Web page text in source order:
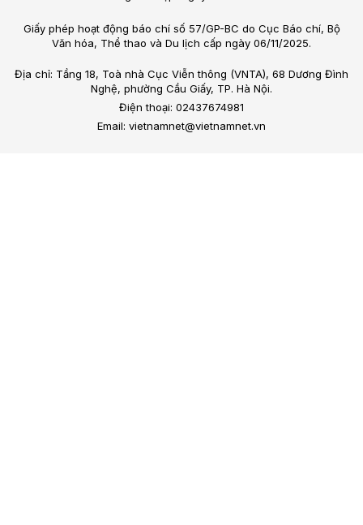
Giấy phép hoạt động báo chí số 57/GP-BC do Cục Báo chí, Bộ
Văn hóa, Thể thao và Du lịch cấp ngày 06/11/2025.
Địa chỉ: Tầng 18, Toà nhà Cục Viễn thông (VNTA), 68 Dương Đình
Nghệ, phường Cầu Giấy, TP. Hà Nội.
Điện thoại: 02437674981
Email: vietnamnet@vietnamnet.vn